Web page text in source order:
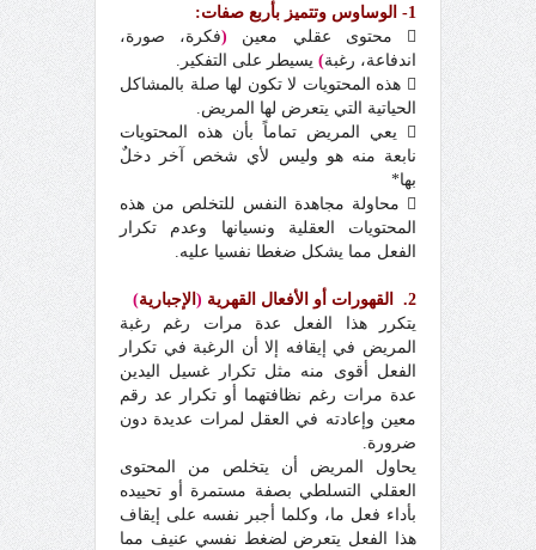
1- الوساوس وتتميز بأربع صفات:
 محتوى عقلي معين
(فكرة، صورة،
اندفاعة، رغبة) يسيطر على التفكير.
 هذه المحتويات لا تكون لها صلة بالمشاكل
الحياتية التي يتعرض لها المريض.
 يعي المريض تماماً بأن هذه المحتويات
نابعة منه هو وليس لأي شخص آخر دخلٌ
بها*
 محاولة مجاهدة النفس للتخلص من هذه
المحتويات العقلية ونسيانها وعدم تكرار
الفعل مما يشكل ضغطا نفسيا عليه.
2. القهورات أو الأفعال القهرية ( الإجبارية)
يتكرر هذا الفعل عدة مرات رغم رغبة
المريض في إيقافه إلا أن الرغبة في تكرار
الفعل أقوى منه مثل تكرار غسيل اليدين
عدة مرات رغم نظافتهما أو تكرار عد رقم
معين وإعادته في العقل لمرات عديدة دون
ضرورة.
يحاول المريض أن يتخلص من المحتوى
العقلي التسلطي بصفة مستمرة أو تحييده
بأداء فعل ما، وكلما أجبر نفسه على إيقاف
هذا الفعل يتعرض لضغط نفسي عنيف مما